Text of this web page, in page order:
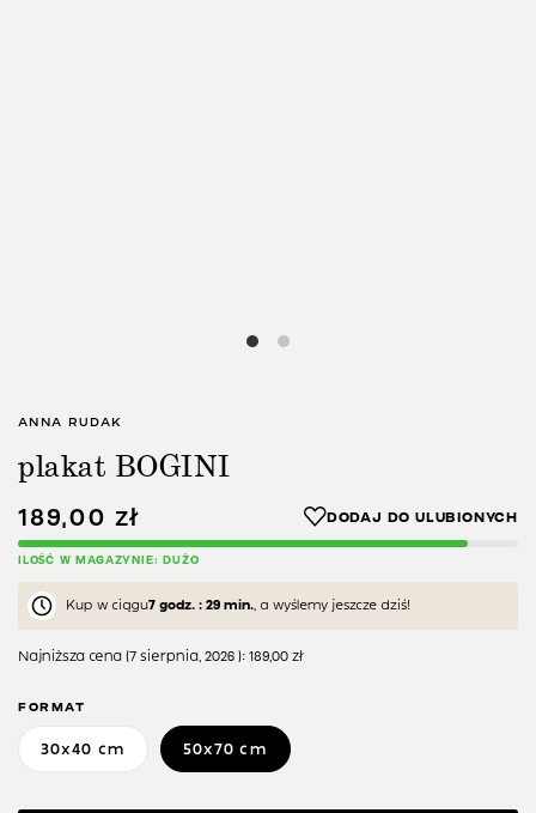
ANNA RUDAK
plakat BOGINI
189,00 zł
ILOŚĆ W MAGAZYNIE: DUŻO
Kup w ciągu7 godz. : 29 min. , a wyślemy jeszcze dziś!
Najniższa cena (7 sierpnia, 2026 ): 189,00 zł
FORMAT
30x40 cm 50x70 cm